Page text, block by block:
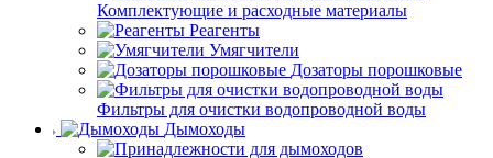
Комплектующие и расходные материалы
Реагенты
Умягчители
Дозаторы порошковые
Фильтры для очистки водопроводной воды
Дымоходы